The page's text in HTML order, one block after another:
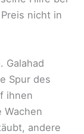
nicht in
Galahad
Spur des
ihnen
Wachen
andere